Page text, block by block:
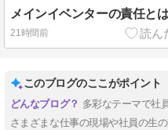
メインイベンターの責任と
21時間前
このブログのここがポイント
多彩なテーマで社
さまざまな仕事の現場や社員の生